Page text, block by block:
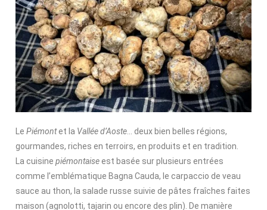
Le Piémontet la Vallée d’Aoste … deux bien belles régions,
gourmandes, riches en terroirs, en produits et en tradition.
La cuisine piémontaiseest basée sur plusieurs entrées
comme l’emblématique Bagna Cauda, le carpaccio de veau
sauce au thon, la salade russe suivie de pâtes fraîches faites
maison (agnolotti, tajarin ou encore des plin). De manière